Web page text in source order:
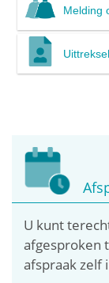
Melding
U kunt
afgesproken
afspraak zelf